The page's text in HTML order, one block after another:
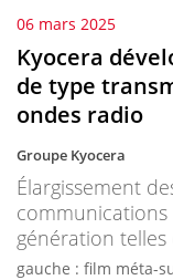
06 mars 2025
Kyocera
de type
ondes radio
Groupe Kyocera
Élargissement
génération
gauche : film méta-